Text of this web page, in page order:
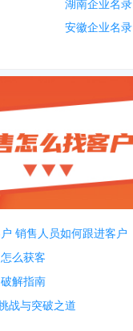
湖南企业名录
安徽企业名录
销售人员如何跟进客户
么获客
解指南
战与突破之道